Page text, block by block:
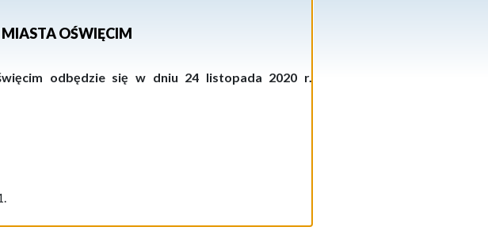
OŚWIĘCIM
odbędzie się w dniu 24 listopada 2020 r.